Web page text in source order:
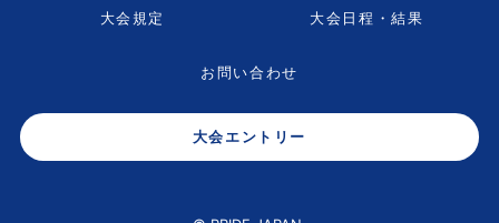
大会規定 大会日程・結果
お問い合わせ
大会エントリー